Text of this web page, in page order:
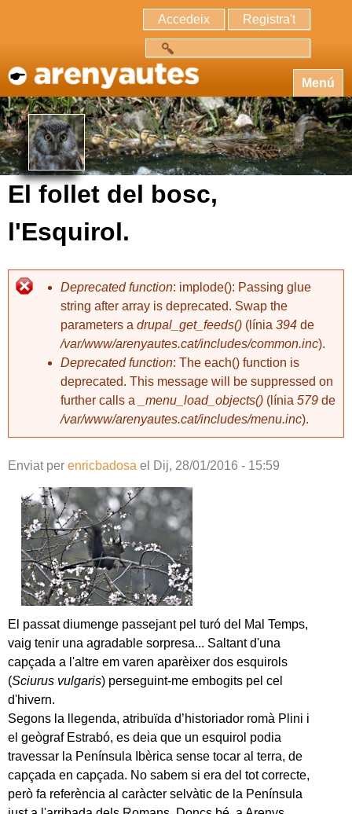
Accedeix Registra't
Menú
El follet del bosc,
l'Esquirol.
Deprecated function: implode(): Passing glue
string after array is deprecated. Swap the
parameters a drupal_get_feeds() (línia 394 de
/var/www/arenyautes.cat/includes/common.inc).
Deprecated function: The each() function is
deprecated. This message will be suppressed on
further calls a
_menu_load_objects() (línia 579 de
/var/www/arenyautes.cat/includes/menu.inc).
Enviat per enricbadosa el Dij, 28/01/2016 - 15:59
El passat diumenge passejant pel turó del Mal Temps,
vaig tenir una agradable sorpresa... Saltant d'una
capçada a l'altre em varen aparèixer dos esquirols
(Sciurus vulgaris) perseguint-me embogits pel cel
d'hivern.
Segons la llegenda, atribuïda d’historiador romà Plini i
el geògraf Estrabó, es deia que un esquirol podia
travessar la Península Ibèrica sense tocar al terra, de
capçada en capçada. No sabem si era del tot correcte,
però fa referència al caràcter selvàtic de la Península